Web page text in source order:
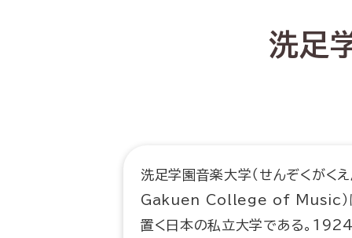
洗足
洗足学園音楽大学（せんぞくがく
Gakuen College of Music）は
置く日本の私立大学である。